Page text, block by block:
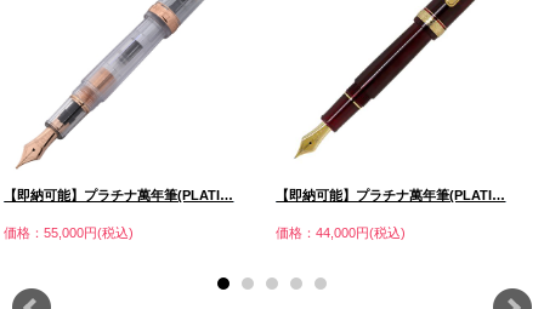
【即納可能】プラチナ萬年筆(PLATI…
価格：55,000円(税込)
【即納可能】プラチナ萬年筆(PLATI…
価格：44,000円(税込)